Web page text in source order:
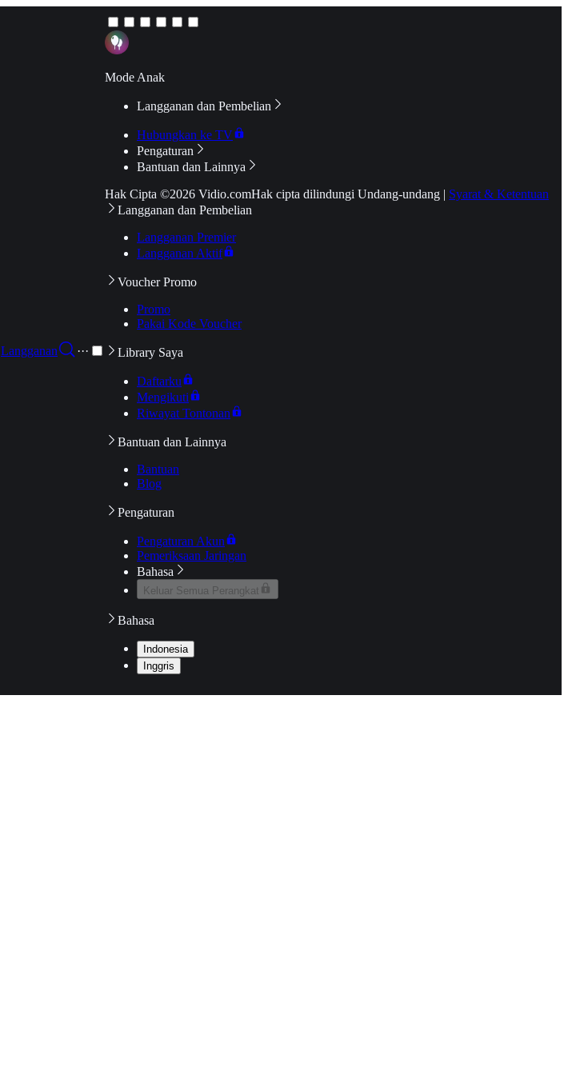
Langganan
···
Mode Anak
Langganan dan Pembelian
Hubungkan ke TV
Pengaturan
Bantuan dan Lainnya
Hak Cipta ©2026 Vidio.comHak cipta dilindungi Undang-undang | Syarat & Ketentuan
Langganan dan Pembelian
Langganan Premier
Langganan Aktif
Voucher Promo
Promo
Pakai Kode Voucher
Library Saya
Daftarku
Mengikuti
Riwayat Tontonan
Bantuan dan Lainnya
Bantuan
Blog
Pengaturan
Pengaturan Akun
Pemeriksaan Jaringan
Bahasa
Keluar Semua Perangkat
Bahasa
Indonesia
Inggris